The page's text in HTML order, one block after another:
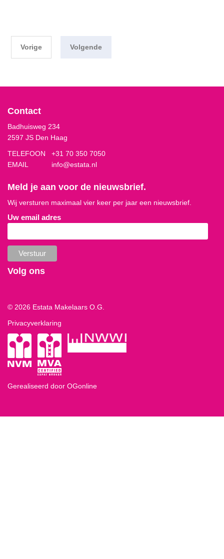
Vorige Volgende
Contact
Badhuisweg 234
2597 JS Den Haag
TELEFOON +31 70 350 7050
EMAIL
info@estata.nl
Meld je aan voor de nieuwsbrief.
Wij versturen maximaal vier keer per jaar een nieuwsbrief.
Uw email adres
Volg ons
© 2026 Estata Makelaars O.G.
Privacyverklaring
Gerealiseerd door OGonline